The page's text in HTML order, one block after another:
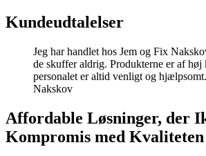
Kundeudtalelser
Jeg har handlet hos Jem og Fix
de skuffer aldrig. Produkterne er af høj
personalet er altid venligt og
Nakskov
Affordable Løsninger, der
Kompromis med Kvaliteten